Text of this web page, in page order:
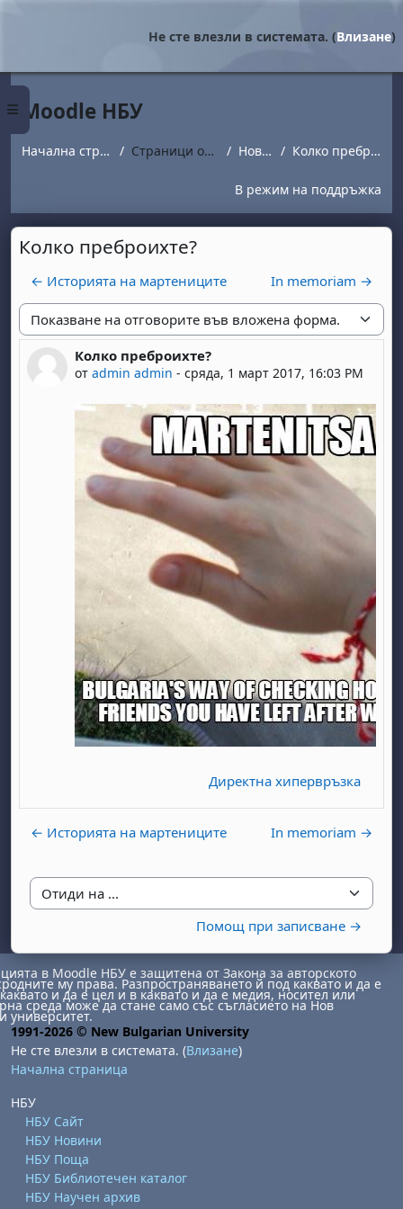
Страничен панел
Не сте влезли в системата. (Влизане)
Moodle НБУ
Начална страница Страници от сайта Новини Колко преброихте?
В режим на поддръжка
Колко преброихте?
← Историята на мартениците In memoriam →
Начин на показване
Колко преброихте?
от admin admin - сряда, 1 март 2017, 16:03 PM
Number of replies: 0
Директна хипервръзка
← Историята на мартениците In memoriam →
Отиди на ...
Помощ при записване →
1 август
неделя, 2 август
6 август
август8 август
неделя, 9 август
август
август
15 август
неделя, 16 август
август
август
22 август
неделя, 23 август
29 август
неделя, 30 август
в Moodle НБУ е защитена от Закона за авторското
му права. Разпространяването й под каквато и да е
и да е цел и в каквато и да е медия, носител или
среда може да стане само със съгласието на Нов
университет.
1991-2026 © New Bulgarian University
Не сте влезли в системата. (Влизане)
Начална страница
НБУ
НБУ Сайт
НБУ Новини
НБУ Поща
НБУ Библиотечен каталог
НБУ Научен архив